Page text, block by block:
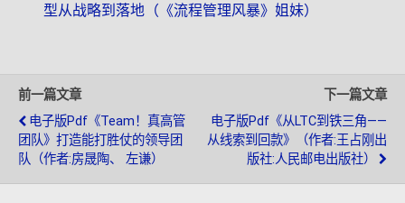
型从战略到落地（《流程管理风暴》姐妹）
前一篇文章
电子版pdf《Team！真高管
团队》打造能打胜仗的领导团
队（作者:房晟陶、 左谦）
下一篇文章
电子版pdf《从LTC到铁三角——
从线索到回款》（作者:王占刚出
版社:人民邮电出版社）